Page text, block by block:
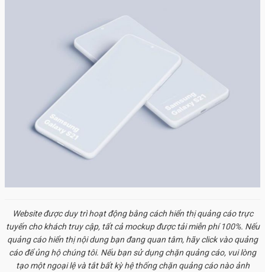
Website được duy trì hoạt động bằng cách hiển thị quảng cáo trực
tuyến cho khách truy cập, tất cả mockupđược tải miễn phí 100%. Nếu
quảng cáo hiển thị nội dung bạn đang quan tâm, hãy click vào quảng
cáo để ủng hộ chúng tôi. Nếu bạn sử dụng chặn quảng cáo, vui lòng
tạo một ngoại lệ và tắt bất kỳ hệ thống chặn quảng cáo nào ảnh